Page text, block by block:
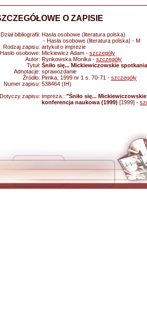
O ZAPISIE
Dział bibliografii: Hasła osobowe (literatura polska)
- Hasła osobowe (literatura polska) - M
Rodzaj zapisu: artykuł o imprezie
Hasło osobowe: Mickiewicz Adam - szczegóły
Autor: Rynkowska Monika - szczegóły
Tytuł: Śniło się... Mickiewiczowskie
Adnotacje: sprawozdanie
Źródło: Pimka, 1999 nr 1 s. 70-71 - szczegóły
Numer zapisu: 538464 (IH)
Dotyczy zapisu: impreza.: "Śniło się...
konferencja naukowa (1999) [1999] -